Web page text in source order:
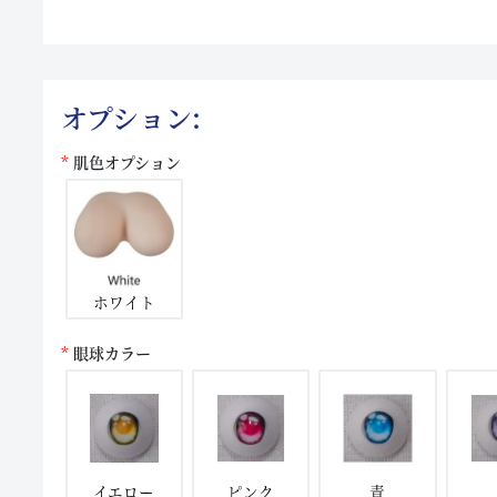
オプション:
肌色オプション
ホワイト
眼球カラー
イエロー ピンク 青